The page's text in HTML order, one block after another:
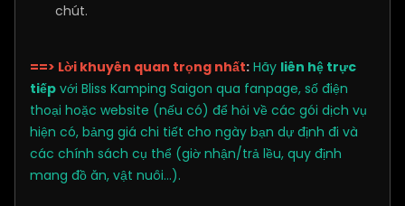
chút.
==> Lời khuyên quan trọng nhất: Hãy liên hệ trực
tiếp với Bliss Kamping Saigon qua fanpage, số điện
thoại hoặc website (nếu có) để hỏi về các gói dịch vụ
hiện có, bảng giá chi tiết cho ngày bạn dự định đi và
các chính sách cụ thể (giờ nhận/trả lều, quy định
mang đồ ăn, vật nuôi...).